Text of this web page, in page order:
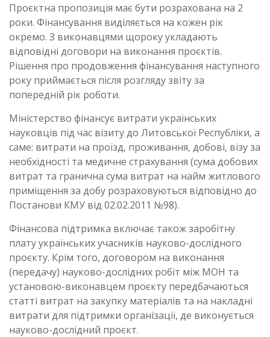
Проєктна пропозиція має бути розрахована на 2
роки. Фінансування виділяється на кожен рік
окремо. З виконавцями щороку укладають
відповідні договори на виконання проєктів.
Рішення про продовження фінансування наступного
року приймається після розгляду звіту за
попередній рік роботи.
Міністерство фінансує витрати українських
науковців під час візиту до Литовської Республіки, а
саме: витрати на проїзд, проживання, добові, візу за
необхідності та медичне страхування (сума добових
витрат та гранична сума витрат на найм житлового
приміщення за добу розраховуються відповідно до
Постанови КМУ від 02.02.2011 №98).
Фінансова підтримка включає також заробітну
плату українських учасників науково-дослідного
проєкту. Крім того, договором на виконання
(передачу) науково-дослідних робіт між МОН та
установою-виконавцем проєкту передбачаються
статті витрат на закупку матеріалів та на накладні
витрати для підтримки організації, де виконується
науково-дослідний проєкт.